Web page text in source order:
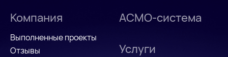
Компания
Выполненные проекты
Отзывы
Услуги
АСМО-система